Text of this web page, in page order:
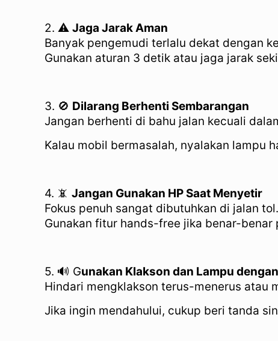
2. ⚠️Jaga Jarak Aman
Banyak pengemudi terlalu dekat dengan
Gunakan aturan 3 detik atau jaga jarak
3. 🚫 Dilarang Berhenti Sembarangan
Jangan berhenti di bahu jalan kecuali
Kalau mobil bermasalah, nyalakan lampu
4. 📵Jangan Gunakan HP Saat Menyetir
Fokus penuh sangat dibutuhkan di jalan
Gunakan fitur hands-free jika benar-
5. 🔊 Gunakan Klakson dan Lampu
Hindari mengklakson terus-menerus atau
Jika ingin mendahului, cukup beri tanda